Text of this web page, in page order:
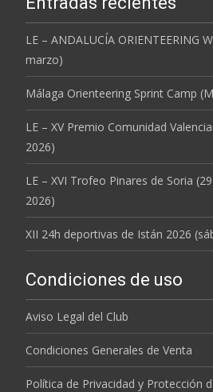
LE – ANDALUCÍA ORIENTEERING
marzo)
Málaga Orienteering Sprint Camp
LE – XV Premio Comunidad
2026)
LE – XVI Trofeo Pinares de Soria
2026)
XII 24h deportivas de Istán 2026
Condiciones de uso
Aviso Legal del Club
Condiciones Generales de Venta
Política de Privacidad y Protección